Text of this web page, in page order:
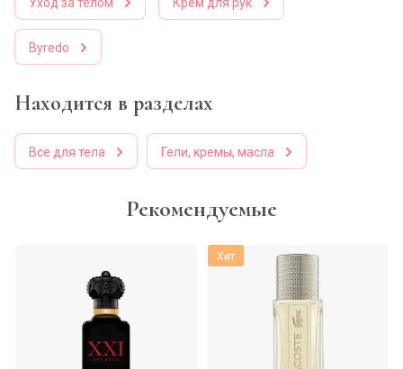
Byredo
Находится в разделах
Все для тела Гели, кремы, масла
Рекомендуемые
Хит